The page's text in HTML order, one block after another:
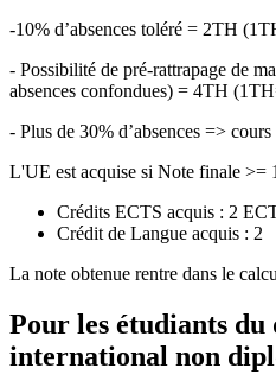
-10% d’absences toléré = 2TH
- Possibilité de pré-rattrapage de
absences confondues) = 4TH
- Plus de 30% d’absences =>
L'UE est acquise si Note finale >=
Crédits ECTS acquis : 2
Crédit de Langue acquis : 2
La note obtenue rentre dans le
Pour les étudiants du
international non